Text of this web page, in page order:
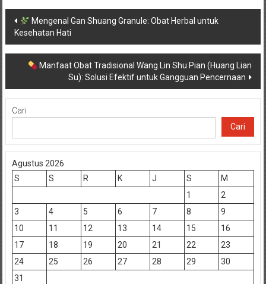
Navigasi
pos
Mengenal Gan Shuang Granule: Obat Herbal untuk
Kesehatan Hati
Manfaat Obat Tradisional Wang Lin Shu Pian (Huang Lian
Su): Solusi Efektif untuk Gangguan Pencernaan
Cari
Cari
Agustus 2026
S
S R K J S
M
1
2
3
4 5 6 7 8
9
10
11 12 13 14 15
16
17
18 19 20 21 22
23
24
25 26 27 28 29
30
31